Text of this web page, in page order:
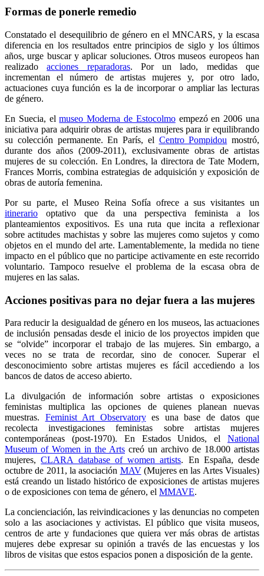
Formas de ponerle remedio
Constatado el desequilibrio de género en el MNCARS, y la escasa
diferencia en los resultados entre principios de siglo y los últimos
años, urge buscar y aplicar soluciones. Otros museos europeos han
realizadoacciones reparadoras. Por un lado, medidas que
incrementan el número de artistas mujeres y, por otro lado,
actuaciones cuya función es la de incorporar o ampliar las lecturas
de género.
En Suecia, elmuseo Moderna de Estocolmoempezó en 2006 una
iniciativa para adquirir obras de artistas mujeres para ir equilibrando
su colección permanente. En París, el Centro Pompidou mostró,
durante dos años (2009-2011), exclusivamente obras de artistas
mujeres de su colección. En Londres, la directora de Tate Modern,
Frances Morris, combina estrategias de adquisición y exposición de
obras de autoría femenina.
Por su parte, el Museo Reina Sofía ofrece a sus visitantes un
itinerario optativo que da una perspectiva feminista a los
planteamientos expositivos. Es una ruta que incita a reflexionar
sobre actitudes machistas y sobre las mujeres como sujetos y como
objetos en el mundo del arte. Lamentablemente, la medida no tiene
impacto en el público que no participe activamente en este recorrido
voluntario. Tampoco resuelve el problema de la escasa obra de
mujeres en las salas.
Acciones positivas para no dejar fuera a las mujeres
Para reducir la desigualdad de género en los museos, las actuaciones
de inclusión pensadas desde el inicio de los proyectos impiden que
se “olvide” incorporar el trabajo de las mujeres. Sin embargo, a
veces no se trata de recordar, sino de conocer. Superar el
desconocimiento sobre artistas mujeres es fácil accediendo a los
bancos de datos de acceso abierto.
La divulgación de información sobre artistas o exposiciones
feministas multiplica las opciones de quienes planean nuevas
muestras. Feminist Art Observatoryes una base de datos que
recolecta investigaciones feministas sobre artistas mujeres
contemporáneas (post-1970). En Estados Unidos, el National
Museum of Women in the Arts creó un archivo de 18.000 artistas
mujeres,CLARA database of women artists. En España, desde
octubre de 2011, la asociación MAV(Mujeres en las Artes Visuales)
está creando un listado histórico de exposiciones de artistas mujeres
o de exposiciones con tema de género, el MMAVE.
La concienciación, las reivindicaciones y las denuncias no competen
solo a las asociaciones y activistas. El público que visita museos,
centros de arte y fundaciones que quiera ver más obras de artistas
mujeres debe expresar su opinión a través de las encuestas y los
libros de visitas que estos espacios ponen a disposición de la gente.